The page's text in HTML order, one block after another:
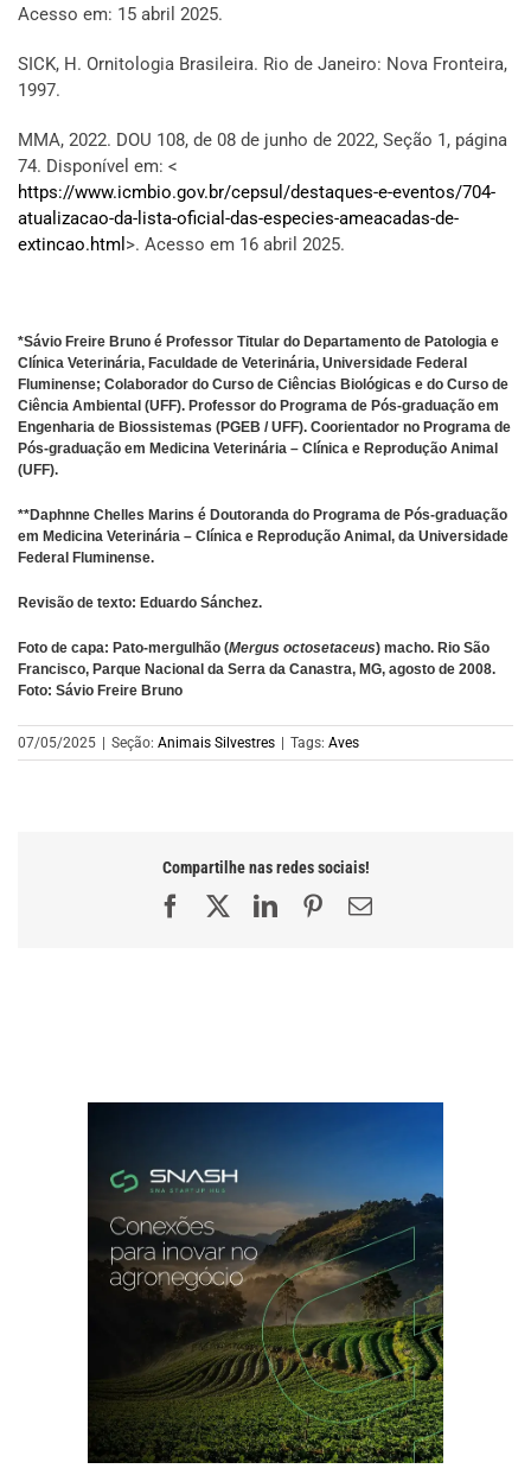
Acesso em: 15 abril 2025.
SICK, H. Ornitologia Brasileira. Rio de Janeiro: Nova Fronteira,
1997.
MMA, 2022. DOU 108, de 08 de junho de 2022, Seção 1, página
74. Disponível em: <
https://www.icmbio.gov.br/cepsul/destaques-e-eventos/704-
atualizacao-da-lista-oficial-das-especies-ameacadas-de-
extincao.html >. Acesso em 16 abril 2025.
*Sávio Freire Bruno é Professor Titular do Departamento de Patologia e
Clínica Veterinária, Faculdade de Veterinária, Universidade Federal
Fluminense; Colaborador do Curso de Ciências Biológicas e do Curso de
Ciência Ambiental (UFF). Professor do Programa de Pós-graduação em
Engenharia de Biossistemas (PGEB / UFF). Coorientador no Programa de
Pós-graduação em Medicina Veterinária – Clínica e Reprodução Animal
(UFF).
**Daphnne Chelles Marins é Doutoranda do Programa de Pós-graduação
em Medicina Veterinária – Clínica e Reprodução Animal, da Universidade
Federal Fluminense.
Revisão de texto: Eduardo Sánchez.
Foto de capa: Pato-mergulhão (Mergus octosetaceus) macho. Rio São
Francisco, Parque Nacional da Serra da Canastra, MG, agosto de 2008.
Foto: Sávio Freire Bruno
07/05/2025 | Seção: Animais Silvestres | Tags: Aves
Compartilhe nas redes sociais!
FacebookLinkedInPinterest
E-